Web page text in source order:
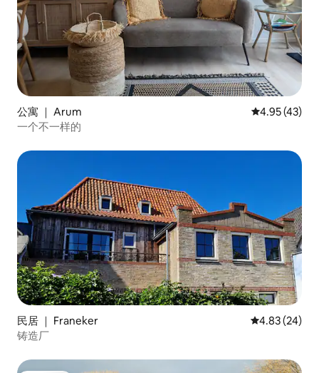
公寓 ｜ Arum 平均评分
4.95 (43)
一个不一样的
民居 ｜ Franeker 平均评分
4.83 (24)
铸造厂